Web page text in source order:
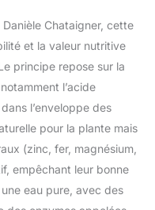
Chataigner, cette
et la valeur nutritive
principe repose sur la
l’acide
l’enveloppe des
pour la plante mais
(zinc, fer, magnésium,
empêchant leur bonne
eau pure, avec des